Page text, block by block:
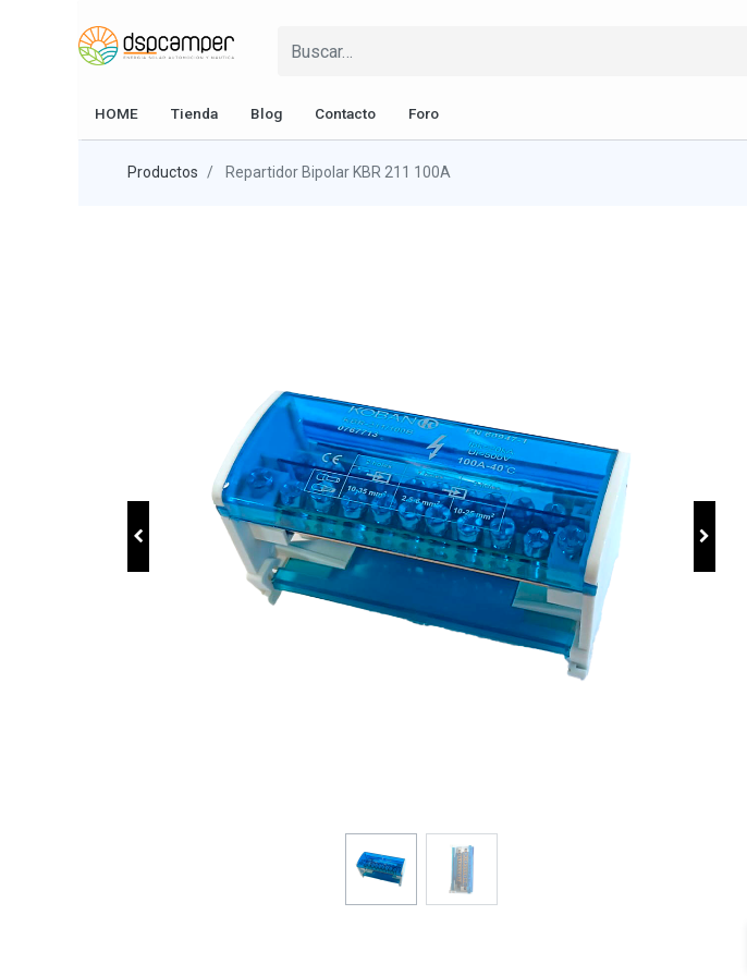
HOME Tienda Blog Contacto Foro
Productos Repartidor Bipolar KBR 211 100A